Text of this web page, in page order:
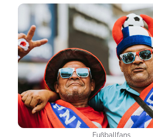
Fußballfans